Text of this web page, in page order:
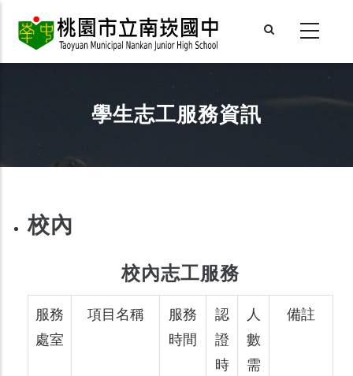
學生志工服務資訊
校內
校內志工服務
服務
處室
項目名稱
服務
時間
認
證
時
人
數
需
備註